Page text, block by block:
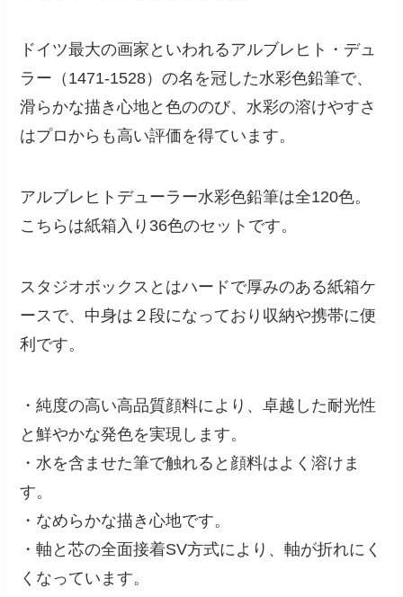
ドイツ最大の画家といわれるアルブレヒト・デュ
ラー（1471-1528）の名を冠した水彩色鉛筆で、
滑らかな描き心地と色ののび、水彩の溶けやすさ
はプロからも高い評価を得ています。
アルブレヒトデューラー水彩色鉛筆は全120色。
こちらは紙箱入り36色のセットです。
スタジオボックスとはハードで厚みのある紙箱ケ
ースで、中身は２段になっており収納や携帯に便
利です。
・純度の高い高品質顔料により、卓越した耐光性
と鮮やかな発色を実現します。
・水を含ませた筆で触れると顔料はよく溶けま
す。
・なめらかな描き心地です。
・軸と芯の全面接着SV方式により、軸が折れにく
くなっています。